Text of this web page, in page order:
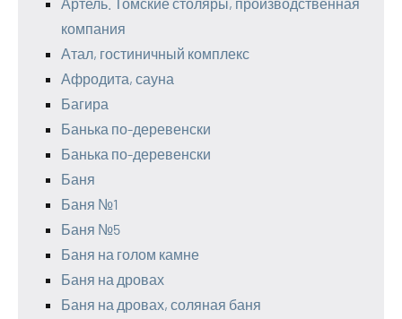
компания
Атал, гостиничный комплекс
Афродита, сауна
Багира
Банька по-деревенски
Банька по-деревенски
Баня
Баня №1
Баня №5
Баня на голом камне
Баня на дровах
Баня на дровах, соляная баня